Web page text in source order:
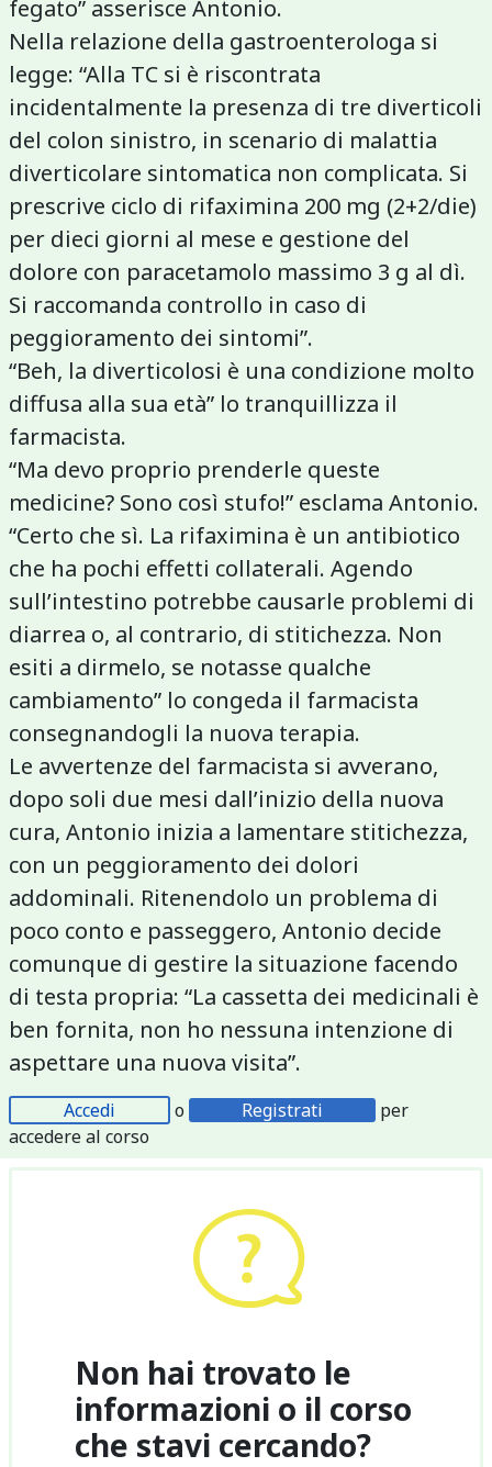
fegato” asserisce Antonio.
Nella relazione della gastroenterologa si
legge: “Alla TC si è riscontrata
incidentalmente la presenza di tre diverticoli
del colon sinistro, in scenario di malattia
diverticolare sintomatica non complicata. Si
prescrive ciclo di rifaximina 200 mg (2+2/die)
per dieci giorni al mese e gestione del
dolore con paracetamolo massimo 3 g al dì.
Si raccomanda controllo in caso di
peggioramento dei sintomi”.
“Beh, la diverticolosi è una condizione molto
diffusa alla sua età” lo tranquillizza il
farmacista.
“Ma devo proprio prenderle queste
medicine? Sono così stufo!” esclama Antonio.
“Certo che sì. La rifaximina è un antibiotico
che ha pochi effetti collaterali. Agendo
sull’intestino potrebbe causarle problemi di
diarrea o, al contrario, di stitichezza. Non
esiti a dirmelo, se notasse qualche
cambiamento” lo congeda il farmacista
consegnandogli la nuova terapia.
Le avvertenze del farmacista si avverano,
dopo soli due mesi dall’inizio della nuova
cura, Antonio inizia a lamentare stitichezza,
con un peggioramento dei dolori
addominali. Ritenendolo un problema di
poco conto e passeggero, Antonio decide
comunque di gestire la situazione facendo
di testa propria: “La cassetta dei medicinali è
ben fornita, non ho nessuna intenzione di
aspettare una nuova visita”.
Accedi o Registrati
per
accedere al corso
Non hai trovato le
informazioni o il corso
che stavi cercando?